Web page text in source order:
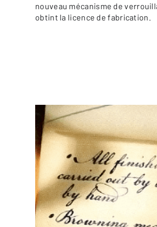
nouveau mécanisme de
obtint la licence de fabrication.